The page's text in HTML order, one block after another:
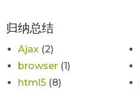
归纳总结
Ajax (2)
browser (1)
html5 (8)